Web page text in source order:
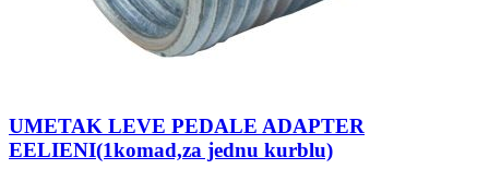
UMETAK LEVE PEDALE ADAPTER
EELIENI(1komad,za jednu kurblu)